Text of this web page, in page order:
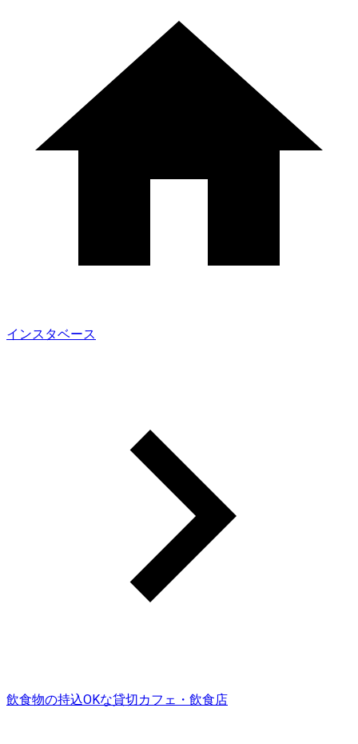
インスタベース
飲食物の持込OKな貸切カフェ・飲食店